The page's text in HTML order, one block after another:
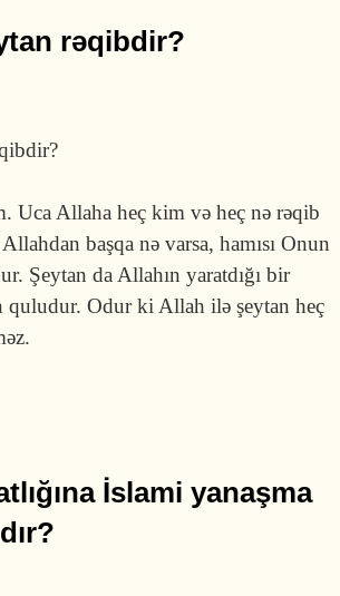
rəqibdir?
Uca Allaha heç kim və heç nə rəqib
başqa nə varsa, hamısı Onun
Şeytan da Allahın yaratdığı bir
quludur. Odur ki Allah ilə şeytan heç
İslami yanaşma